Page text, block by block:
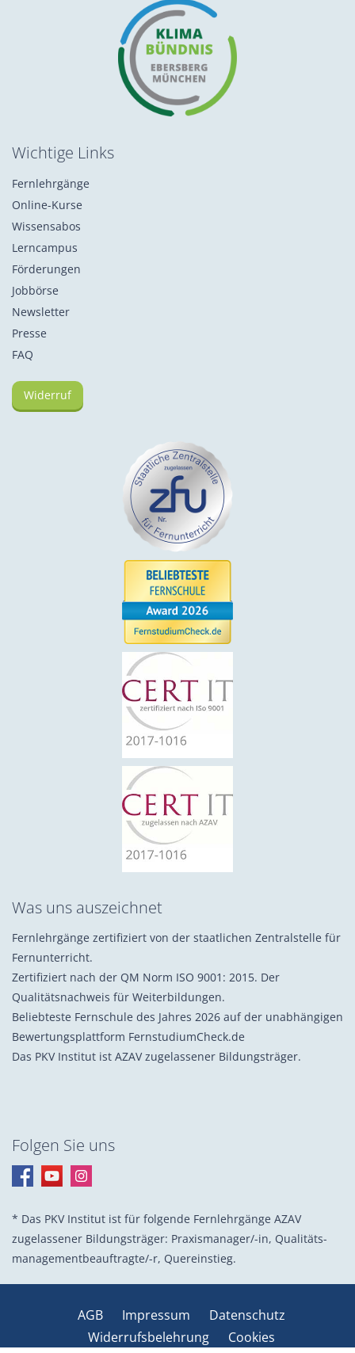
Wichtige Links
Fernlehrgänge
Online-Kurse
Wissensabos
Lerncampus
Förderungen
Jobbörse
Newsletter
Presse
FAQ
Widerruf
Was uns auszeichnet
Fernlehrgänge zertifiziert von der staatlichen Zentralstelle für
Fernunterricht.
Zertifiziert nach der QM Norm ISO 9001: 2015. Der
Qualitätsnachweis für Weiterbildungen.
Beliebteste Fernschule des Jahres 2026 auf der unabhängigen
Bewertungsplattform FernstudiumCheck.de
Das PKV Institut ist AZAV zugelassener Bildungsträger.
Folgen Sie uns
* Das PKV Institut ist für folgende Fernlehrgänge AZAV
zugelassener Bildungsträger: Praxis­manager/-in, Quali­täts­
management­beauf­tragte/-r, Quer­einstieg.
AGB Impressum
Datenschutz
Widerrufsbelehrung
Cookies